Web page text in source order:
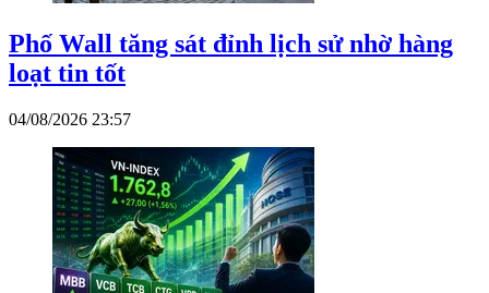
Phố Wall tăng sát đỉnh lịch sử nhờ hàng
loạt tin tốt
04/08/2026 23:57